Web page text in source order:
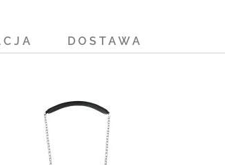
DOSTAWA